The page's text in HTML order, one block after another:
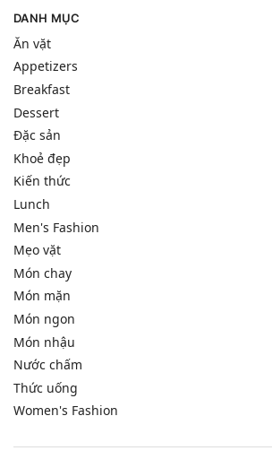
DANH MỤC
Ăn vặt
Appetizers
Breakfast
Dessert
Đặc sản
Khoẻ đẹp
Kiến thức
Lunch
Men's Fashion
Mẹo vặt
Món chay
Món mặn
Món ngon
Món nhậu
Nước chấm
Thức uống
Women's Fashion